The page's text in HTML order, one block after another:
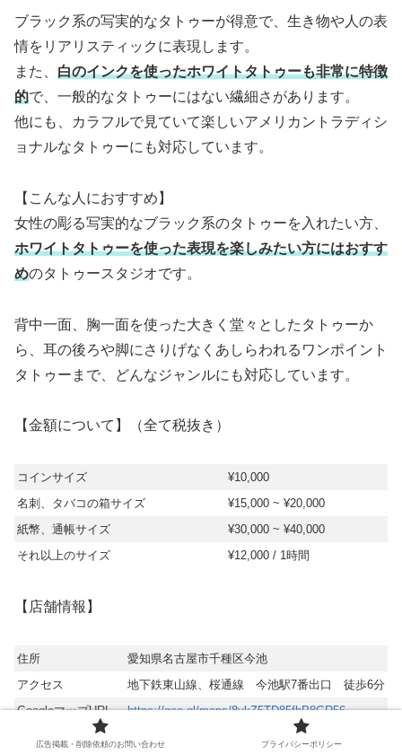
ブラック系の写実的なタトゥーが得意で、生き物や人の表
情をリアリスティックに表現します。
また、 白のインクを使ったホワイトタトゥーも非常に特徴
的で、一般的なタトゥーにはない繊細さがあります。
他にも、カラフルで見ていて楽しいアメリカントラディシ
ョナルなタトゥーにも対応しています。
【こんな人におすすめ】
女性の彫る写実的なブラック系のタトゥーを入れたい方、
ホワイトタトゥーを使った表現を楽しみたい方にはおすす
めのタトゥースタジオです。
背中一面、胸一面を使った大きく堂々としたタトゥーか
ら、耳の後ろや脚にさりげなくあしらわれるワンポイント
タトゥーまで、どんなジャンルにも対応しています。
【金額について】（全て税抜き）
コインサイズ
¥10,000
名刺、タバコの箱サイズ
¥15,000 ~ ¥20,000
​紙幣、通帳サイズ
¥30,000 ~ ¥40,000
それ以上のサイズ
¥12,000 / 1時間
【店舗情報】
住所
愛知県名古屋市千種区今池
アクセス
地下鉄東山線、桜通線 今池駅7番出口 徒歩6分
GoogleマップURL
https://goo.gl/maps/8ykZ5TD85fhP8GR56
ホームページURL
広告掲載・削除依頼のお問い合わせ プライバシーポリシー